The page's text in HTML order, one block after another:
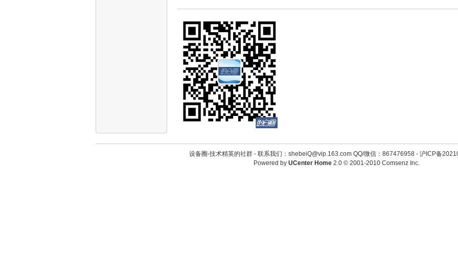
设备圈-技术精英的社群 - 联系我们：shebeiQ@vip.163.com QQ/微信：867476958- 沪ICP备
Powered by UCenter Home 2.0© 2001-2010 Comsenz Inc.